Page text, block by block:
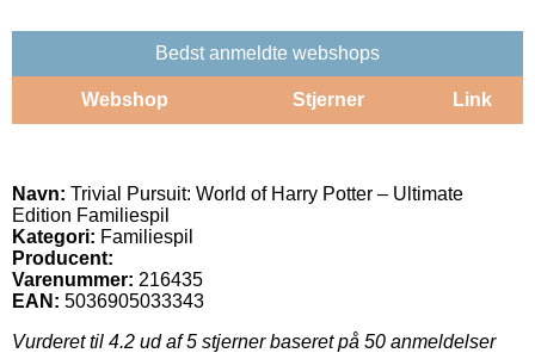
Bedst anmeldte webshops
Webshop Stjerner Link
Navn: Trivial Pursuit: World of Harry Potter – Ultimate
Edition Familiespil
Kategori: Familiespil
Producent:
Varenummer: 216435
EAN: 5036905033343
Vurderet til 4.2 ud af 5 stjerner baseret på 50 anmeldelser